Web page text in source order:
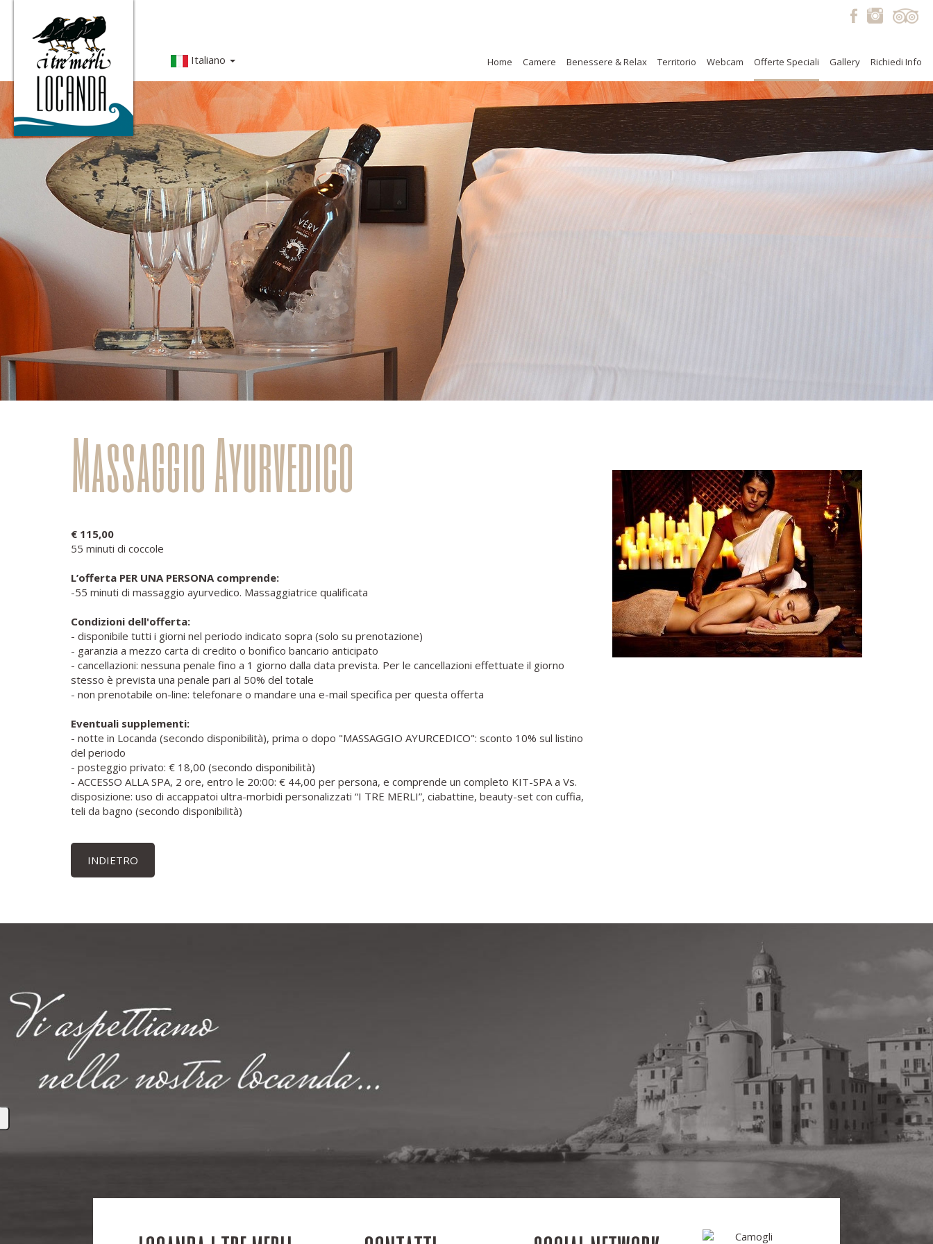
Italiano Home Camere Benessere & Relax Territorio Webcam Offerte Speciali Gallery Richiedi Info
Massaggio Ayurvedico
€ 115,00
55 minuti di coccole
L’offerta PER UNA PERSONA comprende:
-55 minuti di massaggio ayurvedico. Massaggiatrice qualificata
Condizioni dell'offerta:
- disponibile tutti i giorni nel periodo indicato sopra (solo su prenotazione)
- garanzia a mezzo carta di credito o bonifico bancario anticipato
- cancellazioni: nessuna penale fino a 1 giorno dalla data prevista. Per le cancellazioni effettuate il giorno
stesso è prevista una penale pari al 50% del totale
- non prenotabile on-line: telefonare o mandare una e-mail specifica per questa offerta
Eventuali supplementi:
- notte in Locanda (secondo disponibilità), prima o dopo "MASSAGGIO AYURCEDICO": sconto 10% sul listino
del periodo
- posteggio privato: € 18,00 (secondo disponibilità)
- ACCESSO ALLA SPA, 2 ore, entro le 20:00: € 44,00 per persona, e comprende un completo KIT-SPA a Vs.
disposizione: uso di accappatoi ultra-morbidi personalizzati “I TRE MERLI”, ciabattine, beauty-set con cuffia,
teli da bagno (secondo disponibilità)
INDIETRO